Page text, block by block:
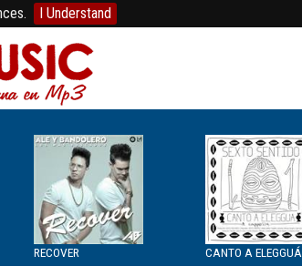
I Understand
RECOVER CANTO A ELEGGUÁ